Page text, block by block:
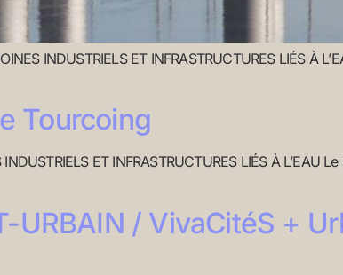
INDUSTRIELS ET INFRASTRUCTURES LIÉS À
Tourcoing
ET INFRASTRUCTURES LIÉS À
URBAIN / VivaCitéS +